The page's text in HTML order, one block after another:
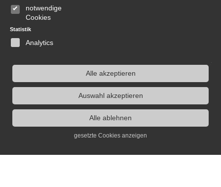
notwendige
Cookies
Statistik
Analytics
Alle akzeptieren
Auswahl akzeptieren
Alle ablehnen
gesetzte Cookies anzeigen